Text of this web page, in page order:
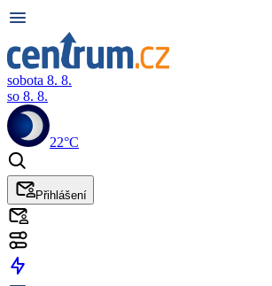
sobota 8. 8.
so 8. 8.
22°C
Přihlášení